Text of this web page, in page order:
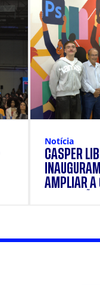
Notícia
CÁSPER
AMPLIAR A